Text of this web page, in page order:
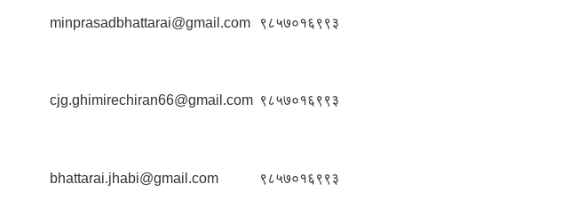
minprasadbhattarai@gmail.com ९८५७०१६९९३
cjg.ghimirechiran66@gmail.com ९८५७०१६९९३
bhattarai.jhabi@gmail.com ९८५७०१६९९३